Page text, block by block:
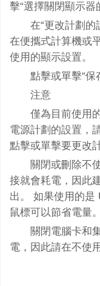
擊“選擇關閉顯示器
在“更改計劃的
在便攜式計算機或
使用的顯示設置。
點擊或單擊“保
注意
僅為目前使用
電源計劃的設置，
點擊或單擊要更改
關閉或刪除不
接就會耗電，因此
出。 如果使用的是
鼠標可以節省電量。
關閉電腦卡和
電，因此請在不使